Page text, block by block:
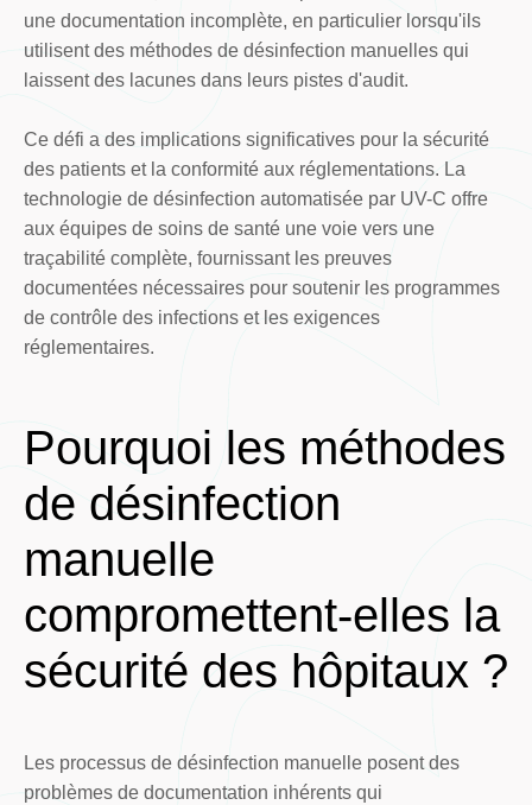
une documentation incomplète, en particulier lorsqu'ils
utilisent des méthodes de désinfection manuelles qui
laissent des lacunes dans leurs pistes d'audit.
Ce défi a des implications significatives pour la sécurité
des patients et la conformité aux réglementations. La
technologie de désinfection automatisée par UV-C offre
aux équipes de soins de santé une voie vers une
traçabilité complète, fournissant les preuves
documentées nécessaires pour soutenir les programmes
de contrôle des infections et les exigences
réglementaires.
Pourquoi les méthodes
de désinfection
manuelle
compromettent-elles la
sécurité des hôpitaux ?
Les processus de désinfection manuelle posent des
problèmes de documentation inhérents qui